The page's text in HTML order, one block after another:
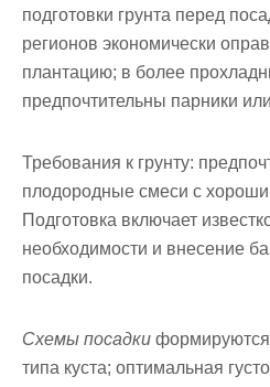
подготовки грунта перед
регионов экономически
плантацию; в более
предпочтительны парники
Требования к грунту:
плодородные смеси с
Подготовка включает
необходимости и внесение
посадки.
Схемы посадки формируются
типа куста; оптимальная